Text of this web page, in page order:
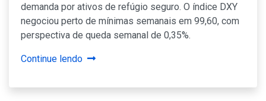
demanda por ativos de refúgio seguro. O índice DXY
negociou perto de mínimas semanais em 99,60, com
perspectiva de queda semanal de 0,35%.
Continue lendo